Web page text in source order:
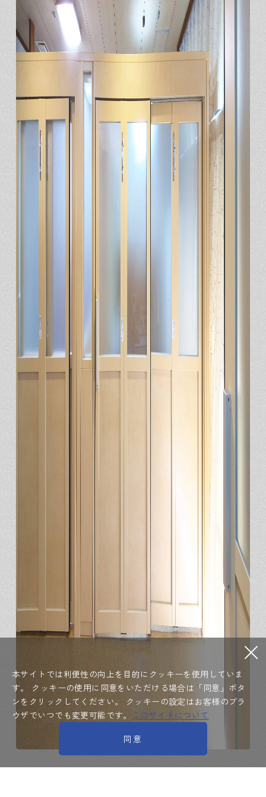
本サイトでは利便性の向上を目的にクッキーを使用していま
す。
クッキーの使用に同意をいただける場合は「同意」ボタ
ンをクリックしてください。
クッキーの設定はお客様のブラ
ウザでいつでも変更可能です。
このサイトについて
同意